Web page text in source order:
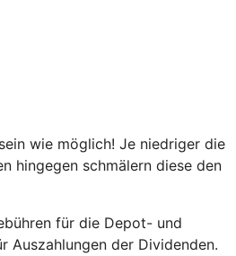
wie möglich! Je niedriger die
hingegen schmälern diese den
für die Depot- und
Auszahlungen der Dividenden.